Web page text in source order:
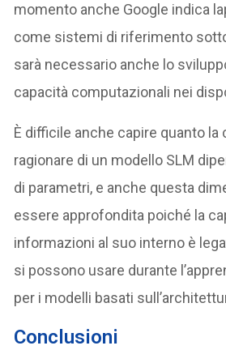
momento anche Google indica
come sistemi di riferimento
sarà necessario anche lo
capacità computazionali nei
È difficile anche capire quanto la
ragionare di un modello SLM
di parametri, e anche questa
essere approfondita poiché la
informazioni al suo interno è
si possono usare durante
per i modelli basati
Conclusioni